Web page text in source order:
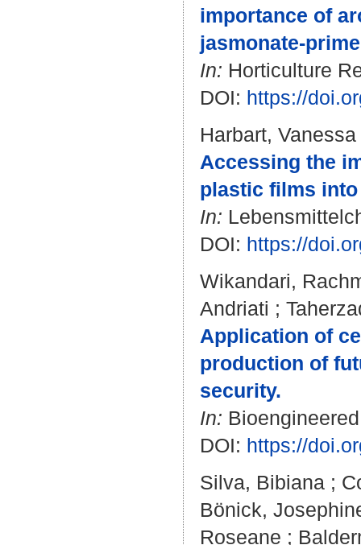
importance of
jasmonate-
In: Horticulture
DOI: https://
Harbart, Vanessa
Accessing the
plastic films
In:
DOI: https://
Wikandari,
Andriati ;
Application of
production of
security.
In:
DOI: https://
Silva, Bibiana ;
Bönick,
Roseane ;